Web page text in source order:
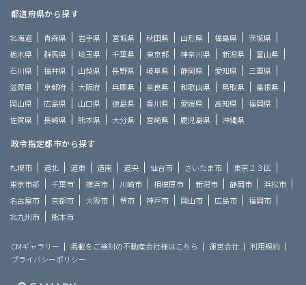
都道府県から探す
北海道 青森県 岩手県 宮城県 秋田県 山形県 福島県
茨城県
栃木県
群馬県 埼玉県 千葉県 東京都 神奈川県 新潟県
富山県
石川県
福井県 山梨県 長野県 岐阜県 静岡県 愛知県
三重県
滋賀県
京都府 大阪府 兵庫県 奈良県 和歌山県 鳥取県
島根県
岡山県
広島県 山口県 徳島県 香川県 愛媛県 高知県
福岡県
佐賀県
長崎県 熊本県 大分県 宮崎県 鹿児島県 沖縄県
政令指定都市から探す
札幌市 道北 道東 道南 道央 仙台市 さいたま市
東京２３区
東京市部
千葉市 横浜市 川崎市 相模原市 新潟市 静岡市
浜松市
名古屋市
京都市 大阪市 堺市 神戸市 岡山市 広島市
福岡市
北九州市
熊本市
CMギャラリー 掲載をご検討の不動産会社様はこちら 運営会社
利用規約
プライバシーポリシー